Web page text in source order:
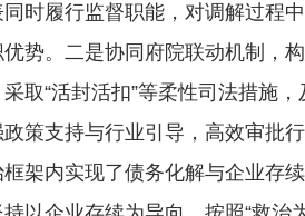
时履行监督职能，对调解过程
势。二是协同府院联动机制，
取“活封活扣”等柔性司法措施
策支持与行业引导，高效审批
架内实现了债务化解与企业存